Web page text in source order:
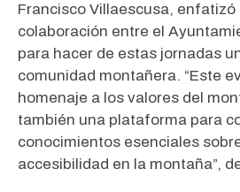
Francisco Villaescusa,
colaboración entre el
para hacer de estas jornadas
comunidad montañera. “Este
homenaje a los valores del
también una plataforma para
conocimientos esenciales
accesibilidad en la montaña”,